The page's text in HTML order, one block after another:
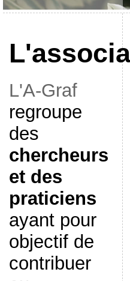
L'A-Graf
regroupe
des
chercheurs
et des
praticiens
ayant pour
objectif de
contribuer